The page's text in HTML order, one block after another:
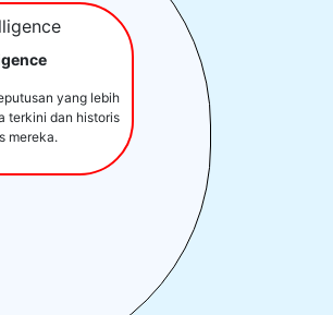
yang lebih
terkini dan historis
mereka.